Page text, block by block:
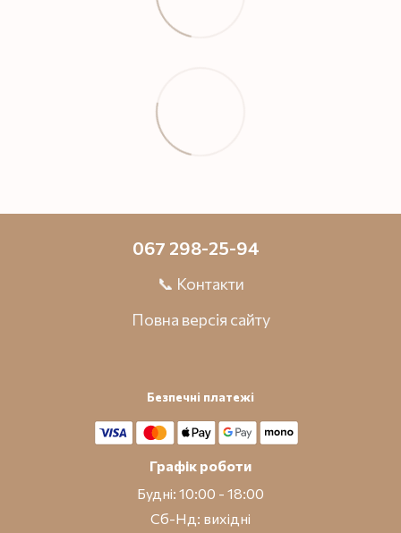
067 298-25-94
📞 Контакти
Повна версія сайту
Безпечні платежі
Графік роботи
Будні: 10:00 - 18:00
Сб-Нд: вихідні